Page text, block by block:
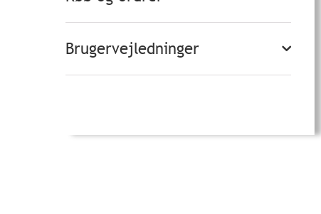
Brugervejledninger